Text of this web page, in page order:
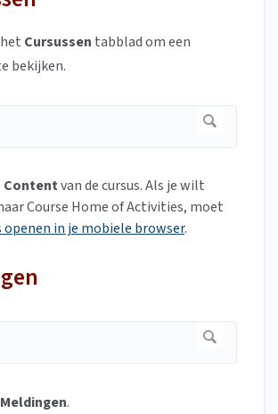
Cursussen tabblad om een
bekijken.
Contentvan de cursus. Als je wilt
Course Home of Activities, moet
openen in je mobiele browser.
Meldingen.